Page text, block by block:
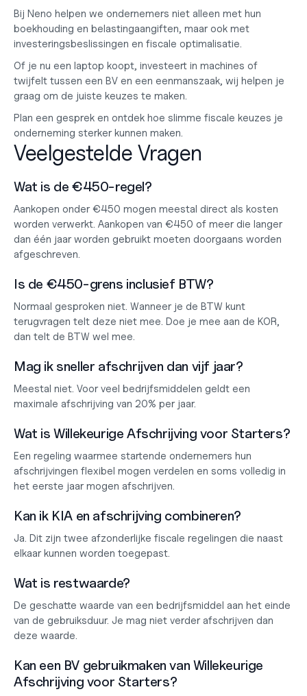
Bij Neno helpen we ondernemers niet alleen met hun
boekhouding en belastingaangiften, maar ook met
investeringsbeslissingen en fiscale optimalisatie.
Of je nu een laptop koopt, investeert in machines of
twijfelt tussen een BV en een eenmanszaak, wij helpen je
graag om de juiste keuzes te maken.
Plan een gesprek en ontdek hoe slimme fiscale keuzes je
onderneming sterker kunnen maken.
Veelgestelde Vragen
Wat is de €450-regel?
Aankopen onder €450 mogen meestal direct als kosten
worden verwerkt. Aankopen van €450 of meer die langer
dan één jaar worden gebruikt moeten doorgaans worden
afgeschreven.
Is de €450-grens inclusief BTW?
Normaal gesproken niet. Wanneer je de BTW kunt
terugvragen telt deze niet mee. Doe je mee aan de KOR,
dan telt de BTW wel mee.
Mag ik sneller afschrijven dan vijf jaar?
Meestal niet. Voor veel bedrijfsmiddelen geldt een
maximale afschrijving van 20% per jaar.
Wat is Willekeurige Afschrijving voor Starters?
Een regeling waarmee startende ondernemers hun
afschrijvingen flexibel mogen verdelen en soms volledig in
het eerste jaar mogen afschrijven.
Kan ik KIA en afschrijving combineren?
Ja. Dit zijn twee afzonderlijke fiscale regelingen die naast
elkaar kunnen worden toegepast.
Wat is restwaarde?
De geschatte waarde van een bedrijfsmiddel aan het einde
van de gebruiksduur. Je mag niet verder afschrijven dan
deze waarde.
Kan een BV gebruikmaken van Willekeurige
Afschrijving voor Starters?